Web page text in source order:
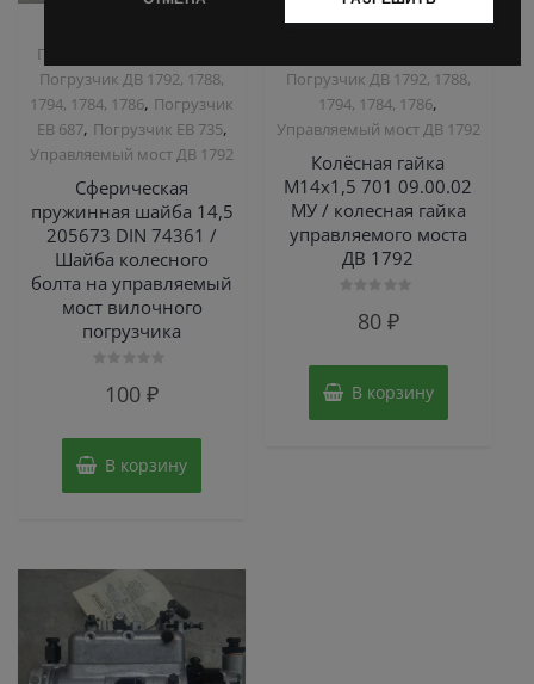
Погрузчик ДВ 1661 , 1621
Погрузчик ДВ 1792, 1788,
1794, 1784, 1786, Погрузчик
ЕВ 687, Погрузчик ЕВ 735,
Управляемый мост ДВ 1792
Сферическая
пружинная шайба 14,5
205673 DIN 74361 /
Шайба колесного
болта на управляемый
мост вилочного
погрузчика
100₽
В корзину
Запчасти Балканкар,
Погрузчик ДВ 1792, 1788,
1794, 1784, 1786,
Управляемый мост ДВ 1792
Колёсная гайка
М14х1,5 701 09.00.02
МУ / колесная гайка
управляемого моста
ДВ 1792
80 ₽
В корзину